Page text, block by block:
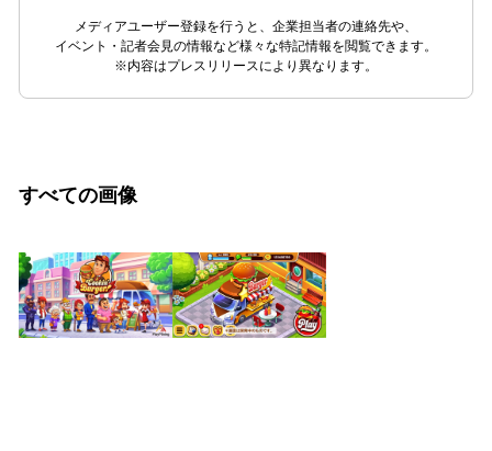
メディアユーザー登録を行うと、企業担当者の連絡先や、
イベント・記者会見の情報など様々な特記情報を閲覧できます。
※内容はプレスリリースにより異なります。
すべての画像